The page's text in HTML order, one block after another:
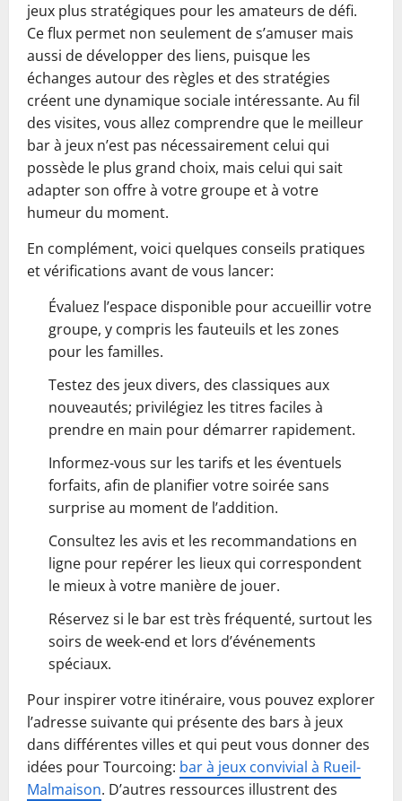
jeux plus stratégiques pour les amateurs de défi.
Ce flux permet non seulement de s’amuser mais
aussi de développer des liens, puisque les
échanges autour des règles et des stratégies
créent une dynamique sociale intéressante. Au fil
des visites, vous allez comprendre que le meilleur
bar à jeux n’est pas nécessairement celui qui
possède le plus grand choix, mais celui qui sait
adapter son offre à votre groupe et à votre
humeur du moment.
En complément, voici quelques conseils pratiques
et vérifications avant de vous lancer:
Évaluez l’espace disponible pour accueillir votre
groupe, y compris les fauteuils et les zones
pour les familles.
Testez des jeux divers, des classiques aux
nouveautés; privilégiez les titres faciles à
prendre en main pour démarrer rapidement.
Informez-vous sur les tarifs et les éventuels
forfaits, afin de planifier votre soirée sans
surprise au moment de l’addition.
Consultez les avis et les recommandations en
ligne pour repérer les lieux qui correspondent
le mieux à votre manière de jouer.
Réservez si le bar est très fréquenté, surtout les
soirs de week-end et lors d’événements
spéciaux.
Pour inspirer votre itinéraire, vous pouvez explorer
l’adresse suivante qui présente des bars à jeux
dans différentes villes et qui peut vous donner des
idées pour Tourcoing: bar à jeux convivial à Rueil-
Malmaison. D’autres ressources illustrent des